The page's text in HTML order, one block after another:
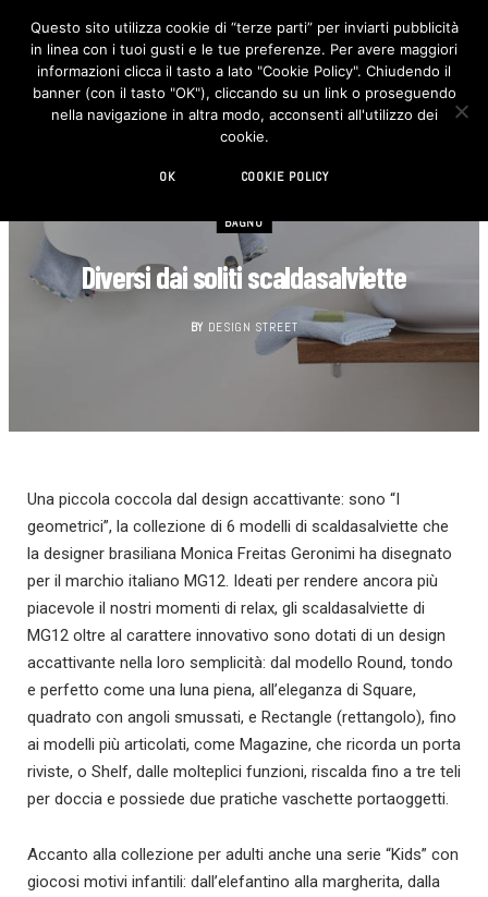
F
c
e
b
o
I
n
s
t
BAGNO
Diversi dai soliti scaldasalviette
BY DESIGN STREET
Una piccola coccola dal design accattivante: sono “I
geometrici”, la collezione di 6 modelli di scaldasalviette che
la designer brasiliana Monica Freitas Geronimi ha disegnato
per il marchio italiano MG12. Ideati per rendere ancora più
piacevole il nostri momenti di relax, gli scaldasalviette di
MG12 oltre al carattere innovativo sono dotati di un design
accattivante nella loro semplicità: dal modello Round, tondo
e perfetto come una luna piena, all’eleganza di Square,
quadrato con angoli smussati, e Rectangle (rettangolo), fino
ai modelli più articolati, come Magazine, che ricorda un porta
riviste, o Shelf, dalle molteplici funzioni, riscalda fino a tre teli
per doccia e possiede due pratiche vaschette portaoggetti.
Accanto alla collezione per adulti anche una serie “Kids” con
giocosi motivi infantili: dall’elefantino alla margherita, dalla
Questo sito utilizza cookie di “terze parti” per inviarti pubblicità
in linea con i tuoi gusti e le tue preferenze. Per avere maggiori
informazioni clicca il tasto a lato "Cookie Policy". Chiudendo il
banner (con il tasto "OK"), cliccando su un link o proseguendo
nella navigazione in altra modo, acconsenti all'utilizzo dei
cookie.
OK COOKIE POLICY